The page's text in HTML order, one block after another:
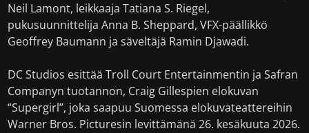
Neil Lamont, leikkaaja Tatiana S. Riegel,
pukusuunnittelija Anna B. Sheppard, VFX-päällikkö
Geoffrey Baumann ja säveltäjä Ramin Djawadi.
DC Studios esittää Troll Court Entertainmentin ja Safran
Companyn tuotannon, Craig Gillespien elokuvan
“Supergirl”, joka saapuu Suomessa elokuvateattereihin
Warner Bros. Picturesin levittämänä 26. kesäkuuta 2026.